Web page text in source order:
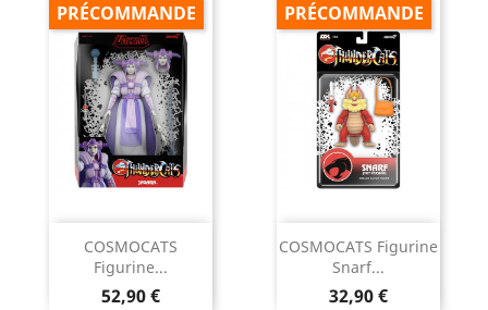
COSMOCATS
Figurine...
Prix
52,90 €
PRÉCOMMANDE
COSMOCATS Figurine
Snarf...
Prix
32,90 €
PRÉCOMMANDE